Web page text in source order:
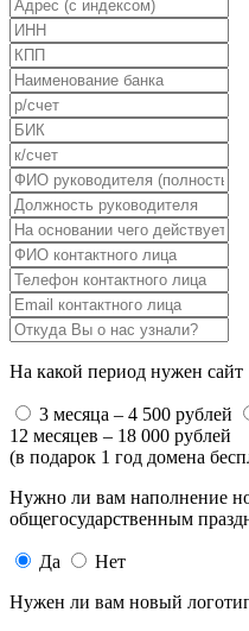
На какой период нужен сайт
3 месяца – 4 500 рублей
12 месяцев – 18 000 рублей
(в подарок 1 год домена
Нужно ли вам наполнение
общегосударственным
Да
Нет
Нужен ли вам новый